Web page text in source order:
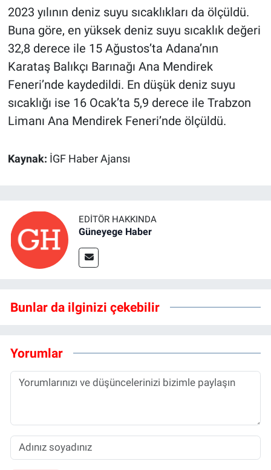
2023 yılının deniz suyu sıcaklıkları da ölçüldü.
Buna göre, en yüksek deniz suyu sıcaklık değeri
32,8 derece ile 15 Ağustos’ta Adana’nın
Karataş Balıkçı Barınağı Ana Mendirek
Feneri’nde kaydedildi. En düşük deniz suyu
sıcaklığı ise 16 Ocak’ta 5,9 derece ile Trabzon
Limanı Ana Mendirek Feneri’nde ölçüldü.
Kaynak: İGF Haber Ajansı
EDITÖR HAKKINDA
Güneyege Haber
Bunlar da ilginizi çekebilir
Yorumlar